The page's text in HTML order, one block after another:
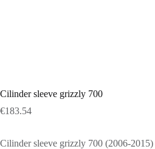
Cilinder sleeve grizzly 700
€183.54
Cilinder sleeve grizzly 700 (2006-2015)